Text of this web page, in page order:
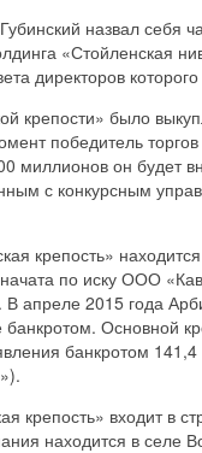
назвал себя
«Стойленская
директоров
крепости» было
победитель
миллионов он будет
с конкурсным
крепость» находится
по иску ООО
В апреле 2015 года
банкротом. Основной
банкротом
входит в
находится в селе